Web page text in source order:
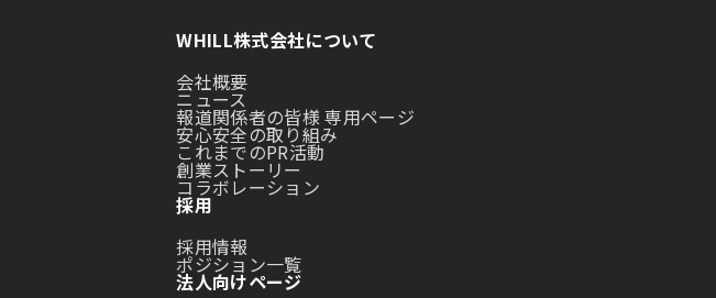
WHILL株式会社について
会社概要
ニュース
報道関係者の皆様 専用ページ
安心安全の取り組み
これまでのPR活動
創業ストーリー
コラボレーション
採用
採用情報
ポジション一覧
法人向けページ